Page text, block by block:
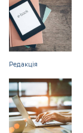
Редакція